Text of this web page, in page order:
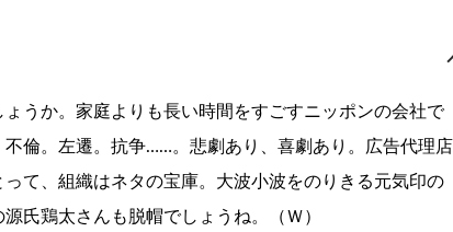
うか。家庭よりも長い時間をすごすニッポンの会社で
倫。左遷。抗争……。悲劇あり、喜劇あり。広告代理店
て、組織はネタの宝庫。大波小波をのりきる元気印の
氏鶏太さんも脱帽でしょうね。（Ｗ）